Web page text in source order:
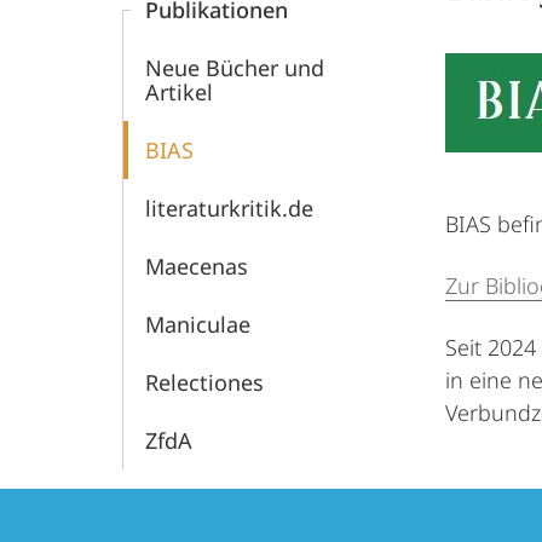
Mittelalters
Publikationen
Neue Bücher und
Artikel
BIAS
literaturkritik.de
Maecenas
Maniculae
Relectiones
ZfdA
BIAS
Zur
Seit
in eine